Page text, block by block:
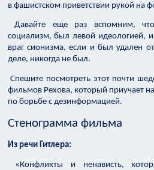
в фашистском приветствии рукой на
Давайте еще раз вспомним,
социализм, был левой идеологией,
враг сионизма, если и был удален
деле, никогда не был.
Спешите посмотреть этот почти
фильмов Рехова, который приучает
по борьбе с дезинформацией.
Стенограмма фильма
Из речи Гитлера:
«Конфликты и ненависть,